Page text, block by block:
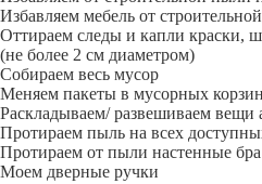
Избавляем мебель от
Оттираем следы и капли краски,
(не более 2 см диаметром)
Собираем весь мусор
Меняем пакеты в мусорных
Раскладываем/ развешиваем вещи
Протираем пыль на всех
Протираем от пыли настенные бра
Моем дверные ручки